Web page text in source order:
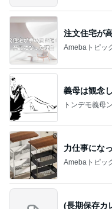
注文住宅が
Amebaトピッ
義母は観念
トンデモ義母
力仕事にな
Amebaトピッ
(長期保存カ